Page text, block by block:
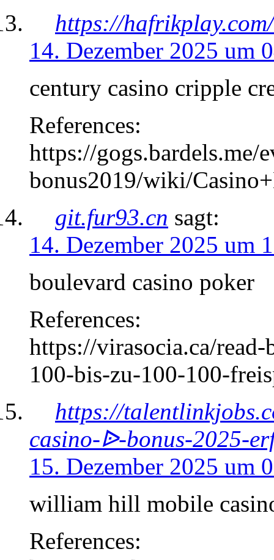
https://
14. Dezember 2025 um
century casino cripple
References:
https://gogs.bardels.me/
bonus2019/wiki/
git.fur93.cn sagt:
14. Dezember 2025 um
boulevard casino poker
References:
https://virasocia.ca/
100-bis-zu-100-100-
https://
casino-ᐉ-bonus-2025-
15. Dezember 2025 um
william hill mobile
References: